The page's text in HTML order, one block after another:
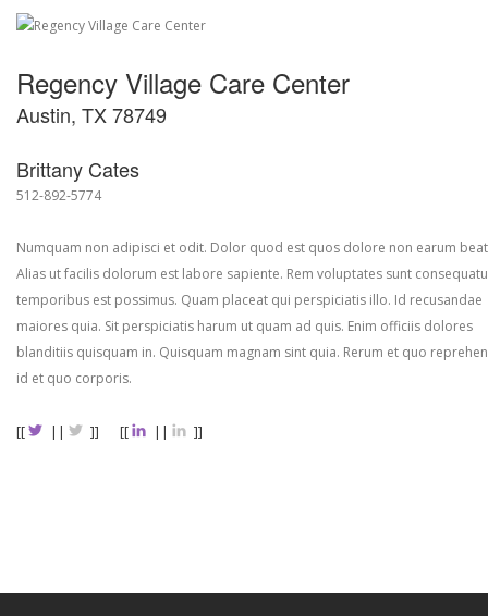
Regency Village Care Center
Austin, TX 78749
Brittany Cates
512-892-5774
Numquam non adipisci et odit. Dolor quod est quos dolore non earum
Alias ut facilis dolorum est labore sapiente. Rem voluptates sunt
temporibus est possimus. Quam placeat qui perspiciatis illo. Id recusandae
maiores quia. Sit perspiciatis harum ut quam ad quis. Enim officiis dolores
blanditiis quisquam in. Quisquam magnam sint quia. Rerum et quo
id et quo corporis.
[[ || ]] [[ || ]]